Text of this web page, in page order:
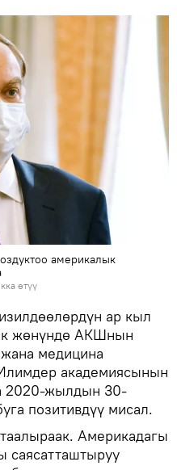
америкалык
өтүү
ар кыл
жөнүндө АКШнын
медицина
академиясынын
2020-жылдын 30-
позитивдүү мисал.
Америкадагы
саясатташтыруу